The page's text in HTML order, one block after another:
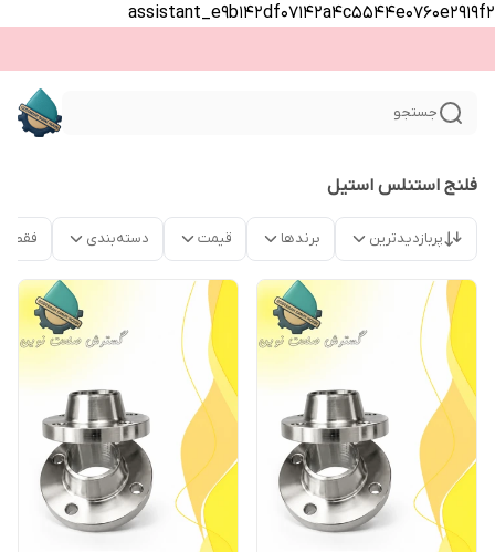
assistant_e9b142df07142a4c5544e0760e2919f2
جستجو
فلنج استنلس استیل
پربازدیدترین برندها قیمت دسته‌بندی فقط